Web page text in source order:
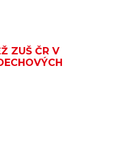
ZUŠ ČR V